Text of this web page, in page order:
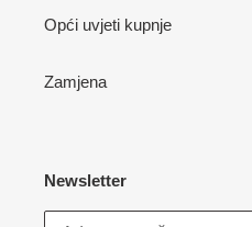
Opći uvjeti kupnje
Zamjena
Newsletter